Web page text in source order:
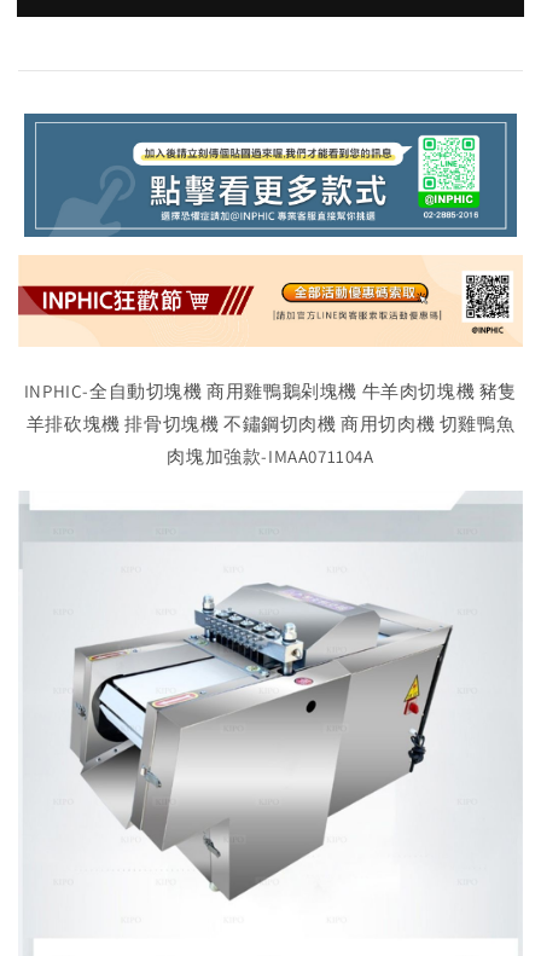
INPHIC-全自動切塊機 商用雞鴨鵝剁塊機 牛羊肉切塊機 豬隻
羊排砍塊機 排骨切塊機 不鏽鋼切肉機 商用切肉機 切雞鴨魚
肉塊加強款-IMAA071104A